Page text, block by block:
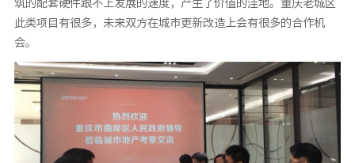
筑的配套硬件跟不上发展的速度，产生了价值的洼地。重庆老城区
此类项目有很多，未来双方在城市更新改造上会有很多的合作机
会。